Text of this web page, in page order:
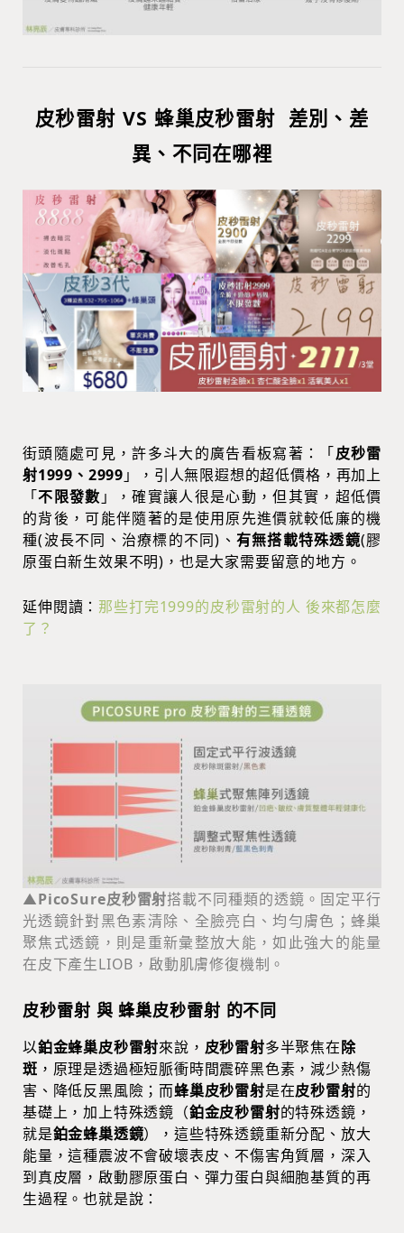
皮秒雷射 VS 蜂巢皮秒雷射 差別、差
異、不同在哪裡
街頭隨處可見，許多斗大的廣告看板寫著：「皮秒雷
射1999、2999 」，引人無限遐想的超低價格，再加上
「不限發數 」，確實讓人很是心動，但其實，超低價
的背後，可能伴隨著的是使用原先進價就較低廉的機
種(波長不同、治療標的不同)、 有無搭載特殊透鏡(膠
原蛋白新生效果不明)，也是大家需要留意的地方。
延伸閱讀： 那些打完1999的皮秒雷射的人 後來都怎麼
了？
▲PicoSure皮秒雷射搭載不同種類的透鏡。固定平行
光透鏡針對黑色素清除、全臉亮白、均勻膚色；蜂巢
聚焦式透鏡，則是重新彙整放大能，如此強大的能量
在皮下產生LIOB，啟動肌膚修復機制。
皮秒雷射 與 蜂巢皮秒雷射 的不同
以鉑金蜂巢皮秒雷射來說， 皮秒雷射多半聚焦在除
斑 ，原理是透過極短脈衝時間震碎黑色素，減少熱傷
害、降低反黑風險；而蜂巢皮秒雷射是在皮秒雷射的
基礎上，加上特殊透鏡（鉑金皮秒雷射的特殊透鏡，
就是鉑金蜂巢透鏡），這些特殊透鏡重新分配、放大
能量，這種震波不會破壞表皮、不傷害角質層，深入
到真皮層，啟動膠原蛋白、彈力蛋白與細胞基質的再
生過程。也就是說：